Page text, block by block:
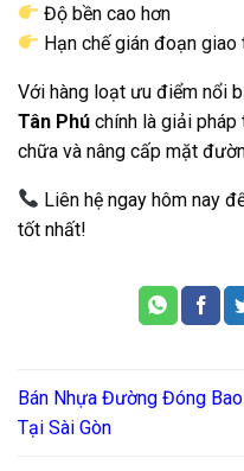
Độ bền cao hơn
Hạn chế gián đoạn giao
Với hàng loạt ưu điểm nổi
Tân Phú chính là giải
chữa và nâng cấp mặt
Liên hệ ngay hôm nay
tốt nhất!
Bán Nhựa Đường Đóng Bao
Tại Sài Gòn